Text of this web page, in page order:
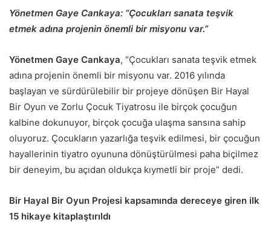
Yönetmen Gaye Cankaya: “Çocukları sanata teşvik
etmek adına projenin önemli bir misyonu var.”
Yönetmen Gaye Cankaya, “Çocukları sanata teşvik etmek
adına projenin önemli bir misyonu var. 2016 yılında
başlayan ve sürdürülebilir bir projeye dönüşen Bir Hayal
Bir Oyun ve Zorlu Çocuk Tiyatrosu ile birçok çocuğun
kalbine dokunuyor, birçok çocuğa ulaşma sansına sahip
oluyoruz. Çocukların yazarlığa teşvik edilmesi, bir çocuğun
hayallerinin tiyatro oyununa dönüştürülmesi paha biçilmez
bir deneyim, bu açıdan oldukça kıymetli bir proje” dedi.
Bir Hayal Bir Oyun Projesi kapsamında dereceye giren ilk
15 hikaye kitaplaştırıldı